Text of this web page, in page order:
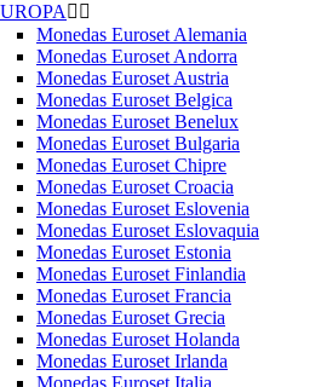
 
Monedas Euroset Alemania
Monedas Euroset Andorra
Monedas Euroset Austria
Monedas Euroset Belgica
Monedas Euroset Benelux
Monedas Euroset Bulgaria
Monedas Euroset Chipre
Monedas Euroset Croacia
Monedas Euroset Eslovenia
Monedas Euroset Eslovaquia
Monedas Euroset Estonia
Monedas Euroset Finlandia
Monedas Euroset Francia
Monedas Euroset Grecia
Monedas Euroset Holanda
Monedas Euroset Irlanda
Monedas Euroset Italia